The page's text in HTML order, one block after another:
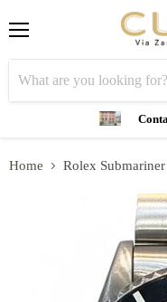
Home Rolex